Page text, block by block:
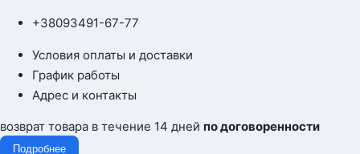
+38093491-67-77
Условия оплаты и доставки
График работы
Адрес и контакты
возврат товара в течение 14 дней по договоренности
Подробнее